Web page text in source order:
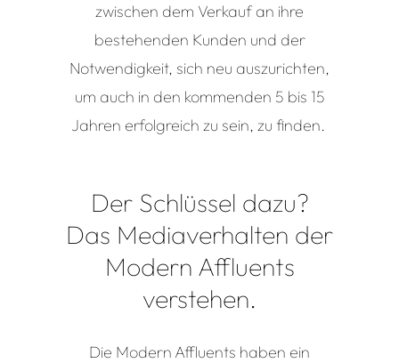
zwischen dem Verkauf an ihre
bestehenden Kunden und der
Notwendigkeit, sich neu auszurichten,
um auch in den kommenden 5 bis 15
Jahren erfolgreich zu sein, zu finden.
Der Schlüssel dazu?
Das Mediaverhalten der
Modern Affluents
verstehen.
Die Modern Affluents haben ein